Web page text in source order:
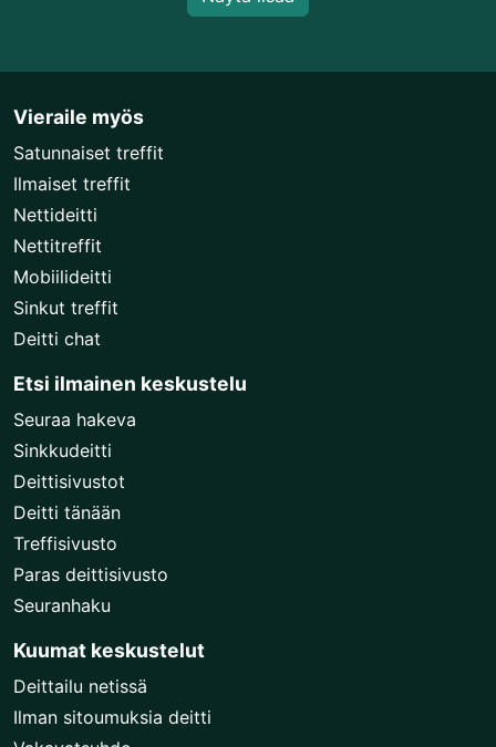
Vieraile myös
Satunnaiset treffit
Ilmaiset treffit
Nettideitti
Nettitreffit
Mobiilideitti
Sinkut treffit
Deitti chat
Etsi ilmainen keskustelu
Seuraa hakeva
Sinkkudeitti
Deittisivustot
Deitti tänään
Treffisivusto
Paras deittisivusto
Seuranhaku
Kuumat keskustelut
Deittailu netissä
Ilman sitoumuksia deitti